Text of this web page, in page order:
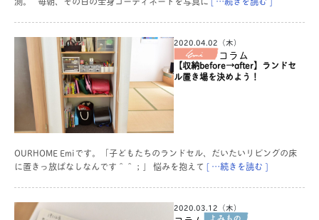
2020.04.02（木）
コラム
【収納before→after】ランドセ
ル置き場を決めよう！
OURHOME Emiです。「子どもたちのランドセル、だいたいリビングの床
に置きっ放ぱなしなんです＾＾；」 悩みを抱えて [ …続きを読む ]
2020.03.12（木）